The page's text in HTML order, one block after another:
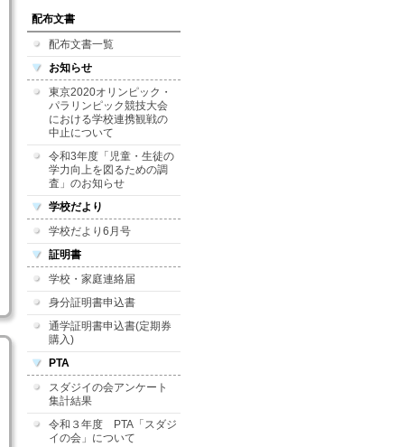
配布文書
配布文書一覧
お知らせ
東京2020オリンピック・
パラリンピック競技大会
における学校連携観戦の
中止について
令和3年度「児童・生徒の
学力向上を図るための調
査」のお知らせ
学校だより
学校だより6月号
証明書
学校・家庭連絡届
身分証明書申込書
通学証明書申込書(定期券
購入)
PTA
スダジイの会アンケート
集計結果
令和３年度 PTA「スダジ
イの会」について